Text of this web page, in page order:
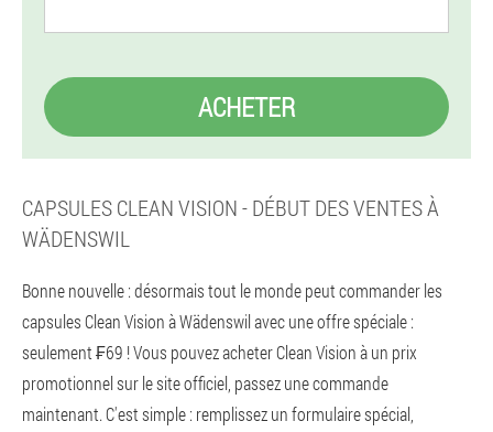
ACHETER
CAPSULES CLEAN VISION - DÉBUT DES VENTES À
WÄDENSWIL
Bonne nouvelle : désormais tout le monde peut commander les
capsules Clean Vision à Wädenswil avec une offre spéciale :
seulement ₣69 ! Vous pouvez acheter Clean Vision à un prix
promotionnel sur le site officiel, passez une commande
maintenant. C'est simple : remplissez un formulaire spécial,